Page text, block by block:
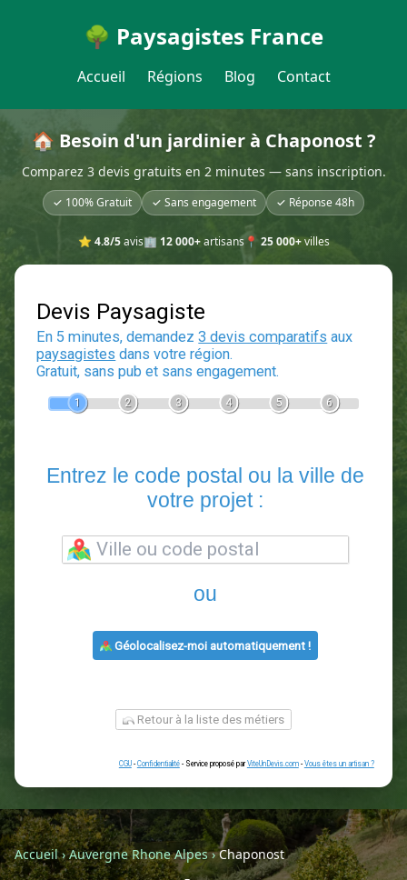
🌳 Paysagistes France
Accueil Régions Blog Contact
🏠 Besoin d'un jardinier à Chaponost ?
Comparez 3 devis gratuits en 2 minutes — sans inscription.
✓ 100% Gratuit ✓ Sans engagement ✓ Réponse 48h
⭐ 4.8/5avis🏢 12 000+artisans📍 25 000+villes
Devis Paysagiste
En 5 minutes, demandez3 devis comparatifs
votre projet :
ou
Géolocalisez-moi automatiquement !
Accueil›Auvergne Rhone Alpes›Chaponost